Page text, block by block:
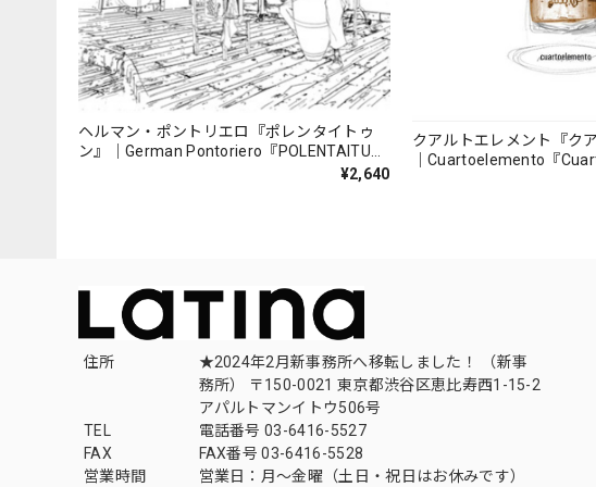
ヘルマン・ポントリエロ『ポレンタイトゥ
ン』｜German Pontoriero『POLENTAITUM
¥2,640
クアルトエレメント『ク
｜Cuartoelemento『
住所
★2024年2月新事務所へ移転しました！ （新事
務所） 〒150-0021 東京都渋谷区恵比寿西1-15-2
アパルトマンイトウ506号
TEL
電話番号 03-6416-5527
FAX
FAX番号 03-6416-5528
営業時間
営業日：月〜金曜（土日・祝日はお休みです）